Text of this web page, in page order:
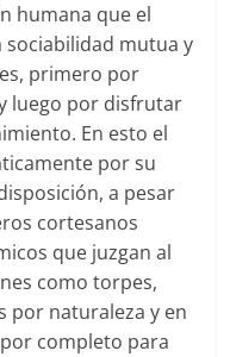
humana que el
sociabilidad mutua y
primero por
luego por disfrutar
En esto el
por su
a pesar
cortesanos
que juzgan al
como torpes,
por naturaleza y en
completo para